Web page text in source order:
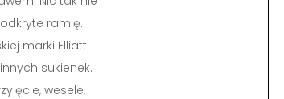
ramię.
marki Elliatt
sukienek.
wesele,